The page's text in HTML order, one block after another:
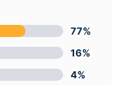
77%
16%
4%